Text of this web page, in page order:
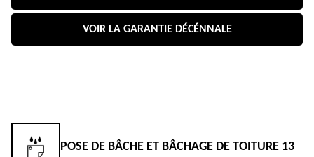
VOIR LA GARANTIE DÉCÉNNALE
POSE DE BÂCHE ET BÂCHAGE DE TOITURE 13